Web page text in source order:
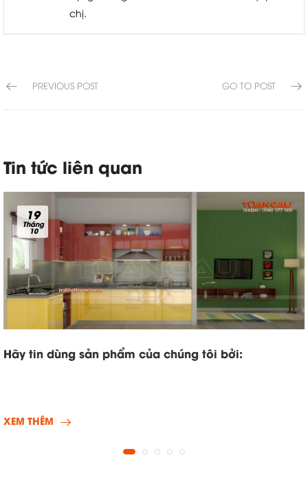
chị.
PREVIOUS POST GO TO POST
Tin tức liên quan
19
Tháng
10
Hãy tin dùng sản phẩm của chúng tôi bởi:
XEM THÊM